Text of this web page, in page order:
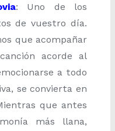
: Uno de los
de vuestro día.
que acompañar
acorde al
a todo
se convierta en
que antes
más llana,